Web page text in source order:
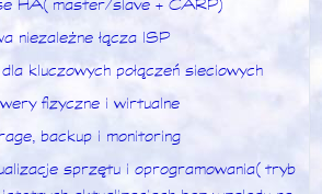
niezależne łącza ISP
kluczowych połączeń sieciowych
fizyczne i wirtualne
backup i monitoring
sprzętu i oprogramowania (tryb